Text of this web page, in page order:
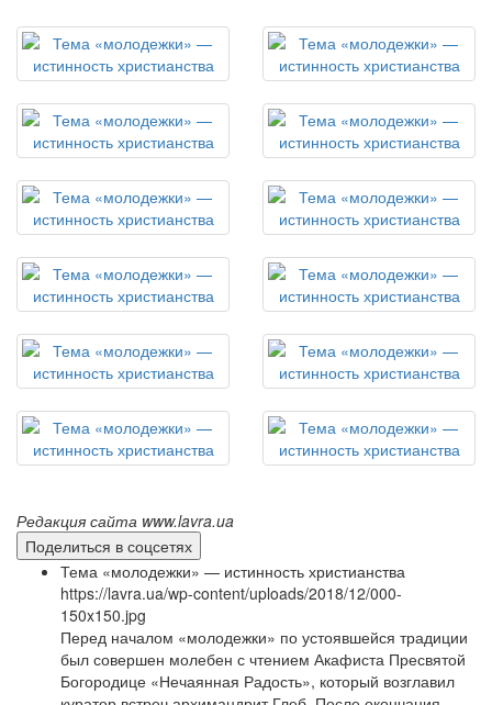
Редакция сайта www.lavra.ua
Поделиться в соцсетях
Тема «молодежки» — истинность христианства
https://lavra.ua/wp-content/uploads/2018/12/000-
150x150.jpg
Перед началом «молодежки» по устоявшейся традиции
был совершен молебен с чтением Акафиста Пресвятой
Богородице «Нечаянная Радость», который возглавил